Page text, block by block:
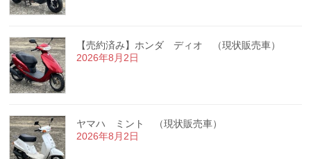
【売約済み】ホンダ ディオ （現状販売車）
2026年8月2日
ヤマハ ミント （現状販売車）
2026年8月2日